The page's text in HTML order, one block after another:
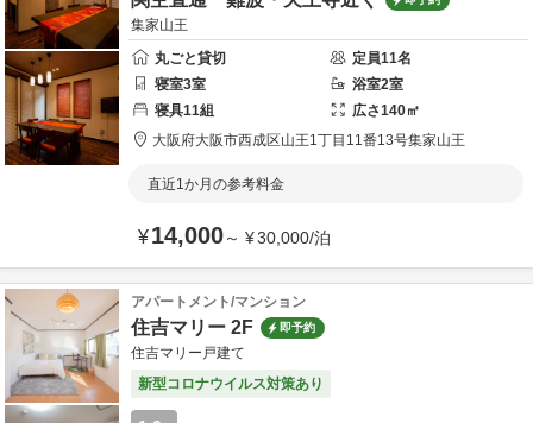
集家山王
丸ごと貸切
定員11名
寝室3室 浴室2室
寝具11組 広さ140㎡
大阪府大阪市西成区山王1丁目11番13号集家山王
直近1か月の参考料金
¥14,000～ ¥30,000/泊
アパートメント/マンション
住吉マリー 2F 即予約
住吉マリー戸建て
新型コロナウイルス対策あり